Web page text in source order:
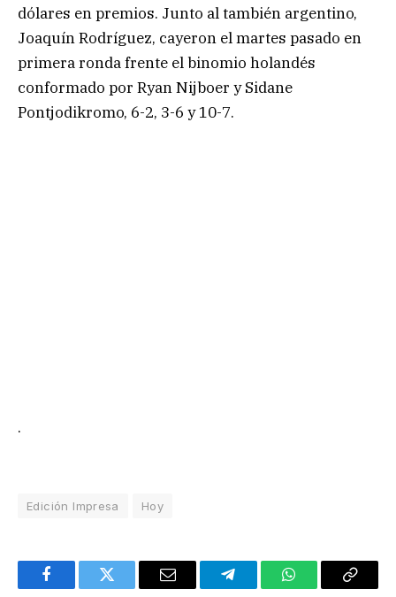
dólares en premios. Junto al también argentino,
Joaquín Rodríguez, cayeron el martes pasado en
primera ronda frente el binomio holandés
conformado por Ryan Nijboer y Sidane
Pontjodikromo, 6-2, 3-6 y 10-7.
.
Edición Impresa Hoy
FacebookTwitter Email TelegramWhatsAppCopy